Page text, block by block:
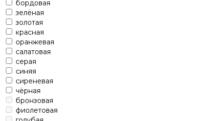
бордовая
зелёная
золотая
красная
оранжевая
салатовая
серая
синяя
сиреневая
чёрная
бронзовая
фиолетовая